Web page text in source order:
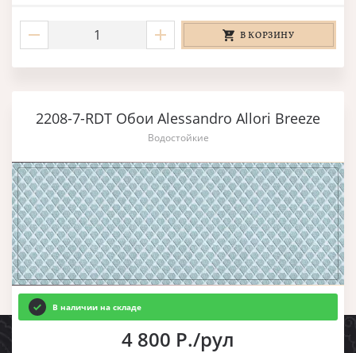
В КОРЗИНУ
2208-7-RDT Обои Alessandro Allori Breeze
Водостойкие
В наличии на складе
4 800 Р./рул